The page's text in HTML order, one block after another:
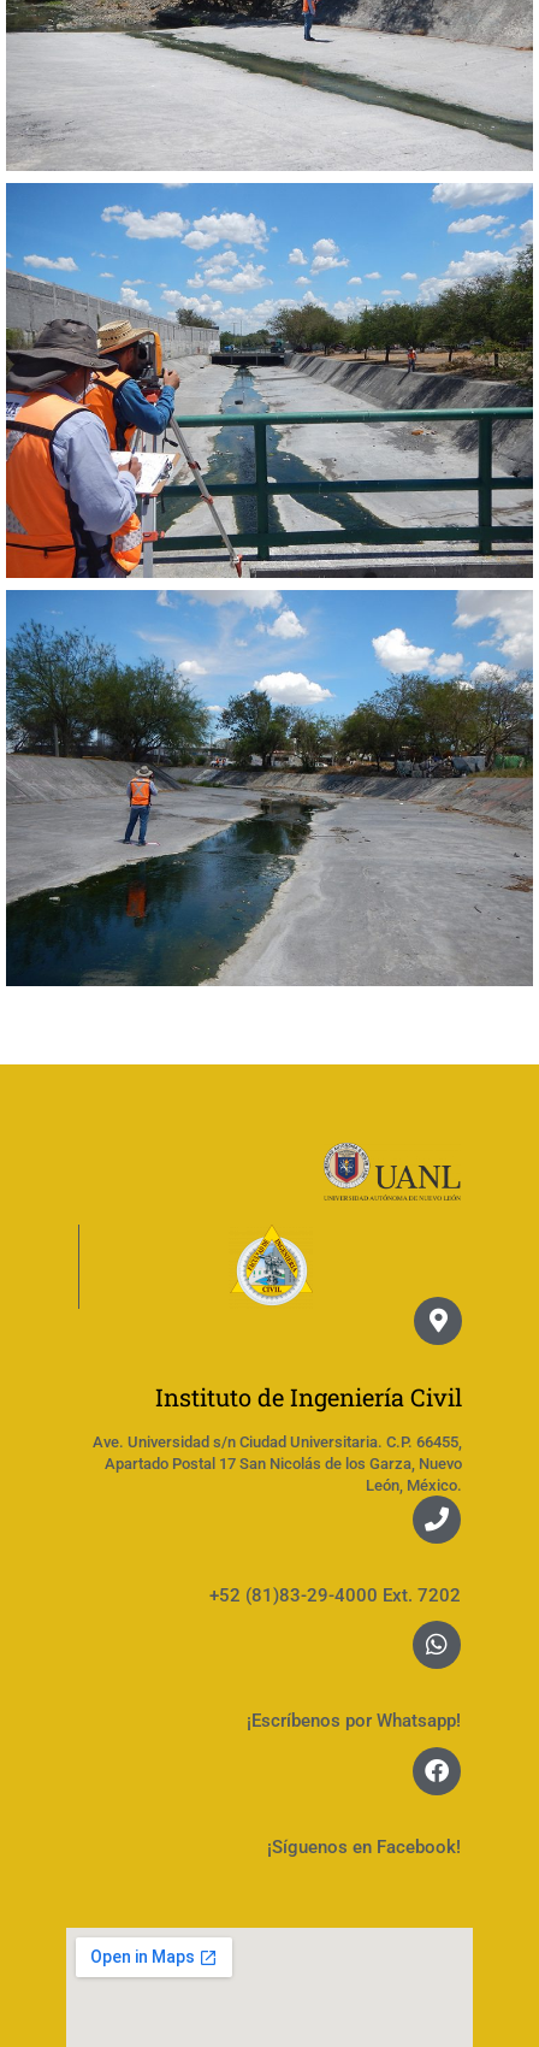
Instituto de Ingeniería Civil
Ave. Universidad s/n Ciudad Universitaria. C.P. 66455,
Apartado Postal 17 San Nicolás de los Garza, Nuevo
León, México.
+52 (81)83-29-4000 Ext. 7202
¡Escríbenos por Whatsapp!
¡Síguenos en Facebook!